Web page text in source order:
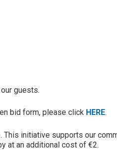
guests.
bid form, please click HERE.
initiative supports our
at an additional cost of €2.